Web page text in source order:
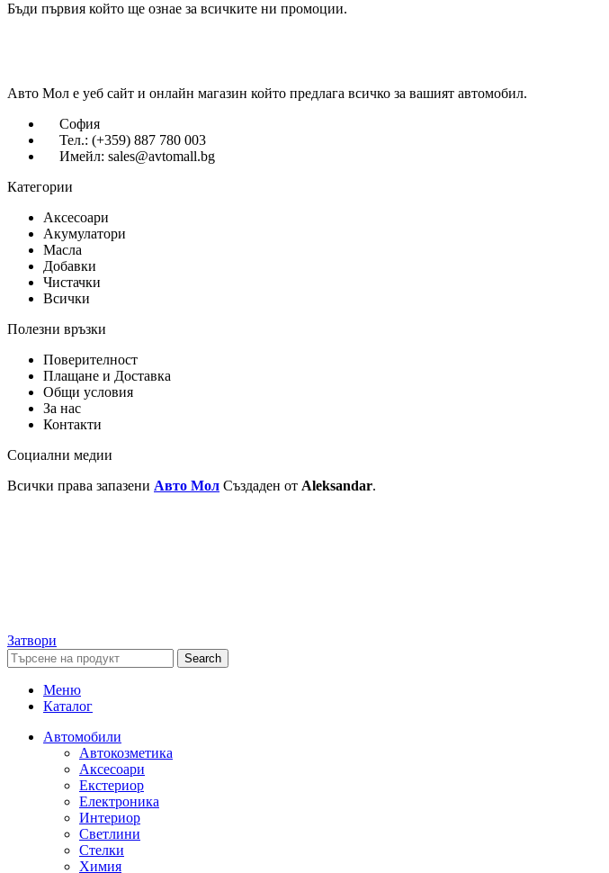
Бъди първия който ще ознае за всичките ни промоции.
Авто Мол е уеб сайт и онлайн магазин който предлага всичко за вашият автомобил.
София
Тел.: (+359) 887 780 003
Имейл: sales@avtomall.bg
Категории
Аксесоари
Акумулатори
Масла
Добавки
Чистачки
Всички
Полезни връзки
Поверителност
Плащане и Доставка
Общи условия
За нас
Контакти
Социални медии
Всички права запазени Авто Мол Създаден от Aleksandar.
Затвори
Search
Меню
Каталог
Автомобили
Автокозметика
Аксесоари
Екстериор
Електроника
Интериор
Светлини
Стелки
Химия